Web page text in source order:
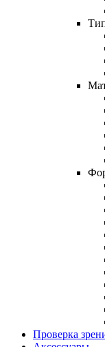
Проверка